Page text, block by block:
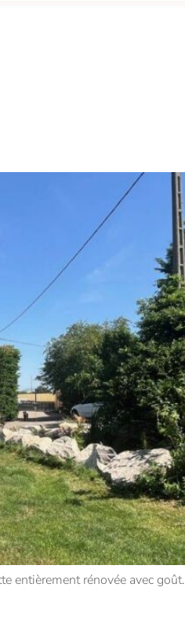
entièrement rénovée avec goût.